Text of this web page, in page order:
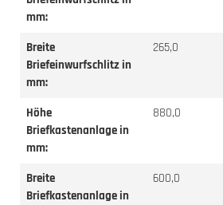
mm:
Breite
Briefeinwurfschlitz in
mm:
265,0
Höhe
Briefkastenanlage in
mm:
880,0
Breite
Briefkastenanlage in
600,0